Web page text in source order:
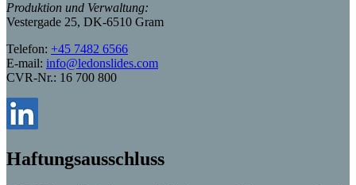
Produktion und Verwaltung:
Vestergade 25, DK-6510 Gram
Telefon: +45 7482 6566
E-mail: info@ledonslides.com
CVR-Nr.: 16 700 800
Haftungsausschluss